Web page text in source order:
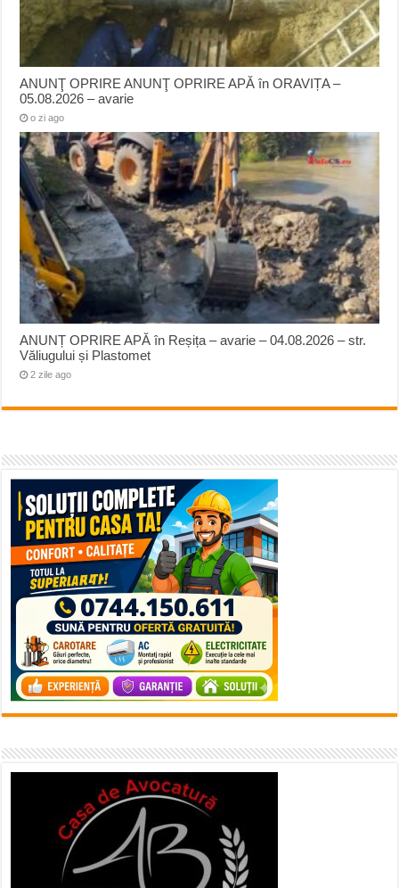
ANUNŢ OPRIRE ANUNŢ OPRIRE APĂ în ORAVIȚA –
05.08.2026 – avarie
o zi ago
ANUNȚ OPRIRE APĂ în Reșița – avarie – 04.08.2026 – str.
Văliugului și Plastomet
2 zile ago